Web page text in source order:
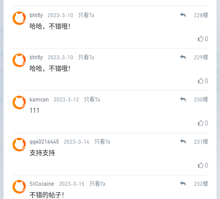
bhtfly 2023-3-10 只看Ta 228楼
哈哈，不错哦！
0
bhtfly 2023-3-10 只看Ta 229楼
哈哈，不错哦！
0
kamcan 2023-3-12 只看Ta 230楼
111
0
qq40216445 2023-3-14 只看Ta 231楼
支持支持
0
StCocaine 2023-3-15 只看Ta 232楼
不错的帖子！